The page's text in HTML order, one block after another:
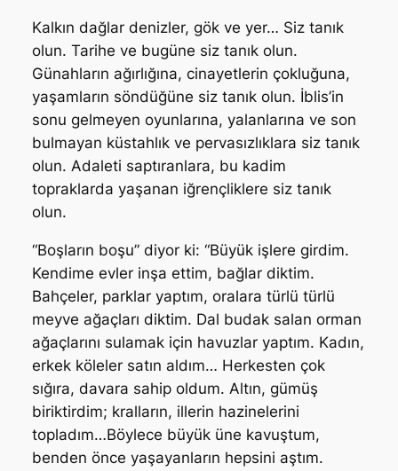
Kalkın dağlar denizler, gök ve yer… Siz tanık
olun. Tarihe ve bugüne siz tanık olun.
Günahların ağırlığına, cinayetlerin çokluğuna,
yaşamların söndüğüne siz tanık olun. İblis’in
sonu gelmeyen oyunlarına, yalanlarına ve son
bulmayan küstahlık ve pervasızlıklara siz tanık
olun. Adaleti saptıranlara, bu kadim
topraklarda yaşanan iğrençliklere siz tanık
olun.
“Boşların boşu” diyor ki: “Büyük işlere girdim.
Kendime evler inşa ettim, bağlar diktim.
Bahçeler, parklar yaptım, oralara türlü türlü
meyve ağaçları diktim. Dal budak salan orman
ağaçlarını sulamak için havuzlar yaptım. Kadın,
erkek köleler satın aldım… Herkesten çok
sığıra, davara sahip oldum. Altın, gümüş
biriktirdim; kralların, illerin hazinelerini
topladım…Böylece büyük üne kavuştum,
benden önce yaşayanların hepsini aştım.